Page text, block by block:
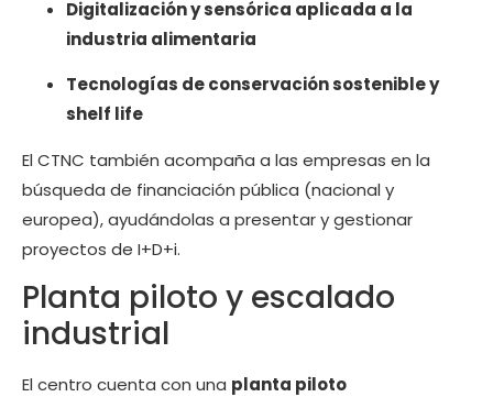
Digitalización y sensórica aplicada a la
industria alimentaria
Tecnologías de conservación sostenible y
shelf life
El CTNC también acompaña a las empresas en la
búsqueda de financiación pública (nacional y
europea), ayudándolas a presentar y gestionar
proyectos de I+D+i.
Planta piloto y escalado
industrial
El centro cuenta con una planta piloto